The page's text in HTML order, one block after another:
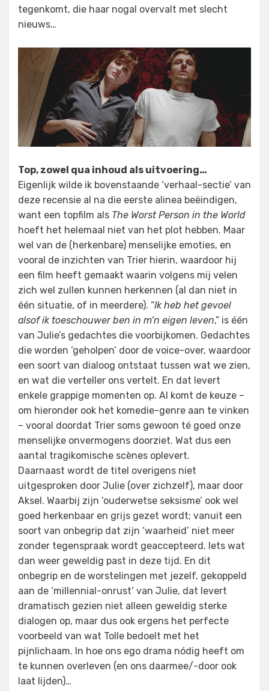
tegenkomt, die haar nogal overvalt met slecht
nieuws…
Top, zowel qua inhoud als uitvoering…
Eigenlijk wilde ik bovenstaande ‘verhaal-sectie’ van
deze recensie al na die eerste alinea beëindigen,
want een topfilm als The Worst Person in the World
hoeft het helemaal niet van het plot hebben. Maar
wel van de (herkenbare) menselijke emoties, en
vooral de inzichten van Trier hierin, waardoor hij
een film heeft gemaakt waarin volgens mij velen
zich wel zullen kunnen herkennen (al dan niet in
één situatie, of in meerdere). “Ik heb het gevoel
alsof ik toeschouwer ben in m’n eigen leven,” is één
van Julie’s gedachtes die voorbijkomen. Gedachtes
die worden ‘geholpen’ door de voice-over, waardoor
een soort van dialoog ontstaat tussen wat we zien,
en wat die verteller ons vertelt. En dat levert
enkele grappige momenten op. Al komt de keuze –
om hieronder ook het komedie-genre aan te vinken
– vooral doordat Trier soms gewoon té goed onze
menselijke onvermogens doorziet. Wat dus een
aantal tragikomische scènes oplevert.
Daarnaast wordt de titel overigens niet
uitgesproken door Julie (over zichzelf), maar door
Aksel. Waarbij zijn ‘ouderwetse seksisme’ ook wel
goed herkenbaar en grijs gezet wordt; vanuit een
soort van onbegrip dat zijn ‘waarheid’ niet meer
zonder tegenspraak wordt geaccepteerd. Iets wat
dan weer geweldig past in deze tijd. En dit
onbegrip en de worstelingen met jezelf, gekoppeld
aan de ‘millennial-onrust’ van Julie, dat levert
dramatisch gezien niet alleen geweldig sterke
dialogen op, maar dus ook ergens het perfecte
voorbeeld van wat Tolle bedoelt met het
pijnlichaam. In hoe ons ego drama nódig heeft om
te kunnen overleven (en ons daarmee/-door ook
laat lijden)…